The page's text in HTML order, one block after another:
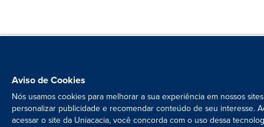
Aviso de Cookies
Nós usamos cookies para melhorar a sua experiência em nossos
personalizar publicidade e recomendar conteúdo de seu interesse.
acessar o site da Uniacacia, você concorda com o uso dessa